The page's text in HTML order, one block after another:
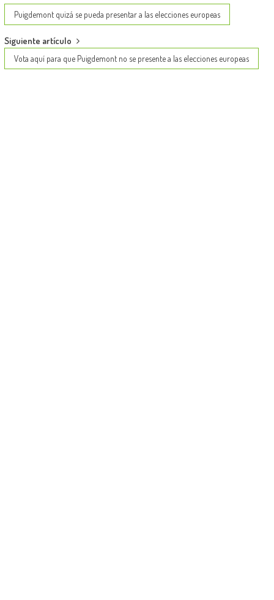
navigation
Puigdemont quizá se pueda presentar a las elecciones europeas
Siguiente artículo
Vota aquí para que Puigdemont no se presente a las elecciones europeas